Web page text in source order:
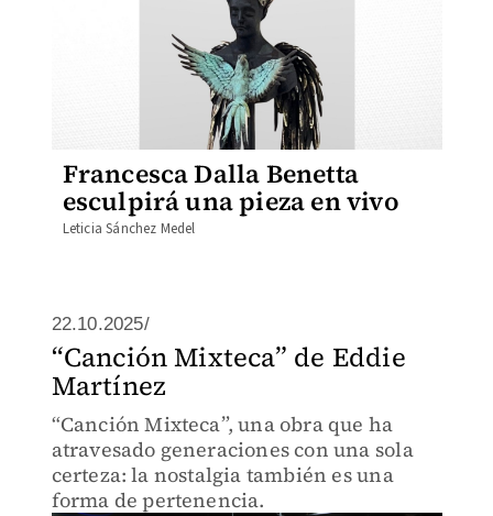
Francesca Dalla Benetta
esculpirá una pieza en vivo
Leticia Sánchez Medel
22.10.2025/
“Canción Mixteca” de Eddie
Martínez
“Canción Mixteca”, una obra que ha
atravesado generaciones con una sola
certeza: la nostalgia también es una
forma de pertenencia.